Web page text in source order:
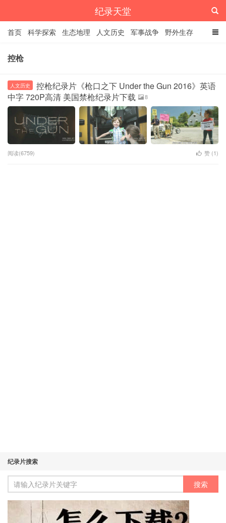
纪录天堂
首页 科学探索 生态地理 人文历史 军事战争 野外生存
经典纪录
控枪
人文历史
控枪纪录片《枪口之下 Under the Gun 2016》英语
中字 720P高清 美国禁枪纪录片下载
8
阅读(6759) 赞 (1)
纪录片搜索